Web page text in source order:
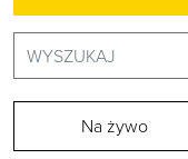
Na żywo